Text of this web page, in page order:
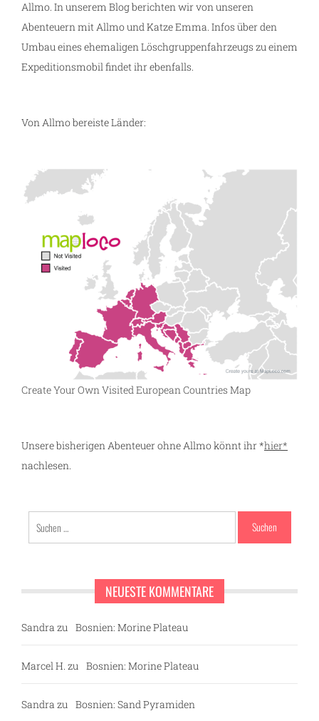
Allmo. In unserem Blog berichten wir von unseren
Abenteuern mit Allmo und Katze Emma. Infos über den
Umbau eines ehemaligen Löschgruppenfahrzeugs zu einem
Expeditionsmobil findet ihr ebenfalls.
Von Allmo bereiste Länder:
Create Your Own Visited European Countries Map
Unsere bisherigen Abenteuer ohne Allmo könnt ihr *hier*
nachlesen.
nach:
NEUESTE KOMMENTARE
Sandra zu Bosnien: Morine Plateau
Marcel H. zu Bosnien: Morine Plateau
Sandra zu Bosnien: Sand Pyramiden